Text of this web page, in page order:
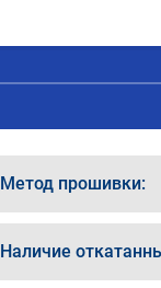
Метод прошивки:
Наличие